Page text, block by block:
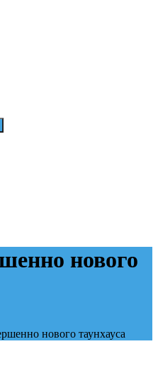
нового
нового таунхауса